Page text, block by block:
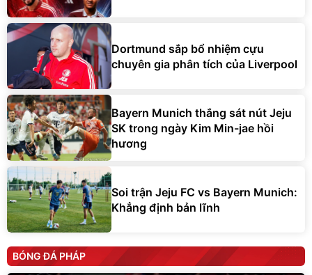
Dortmund sắp bổ nhiệm cựu
chuyên gia phân tích của Liverpool
Bayern Munich thắng sát nút Jeju
SK trong ngày Kim Min-jae hồi
hương
Soi trận Jeju FC vs Bayern Munich:
Khẳng định bản lĩnh
BÓNG ĐÁ PHÁP